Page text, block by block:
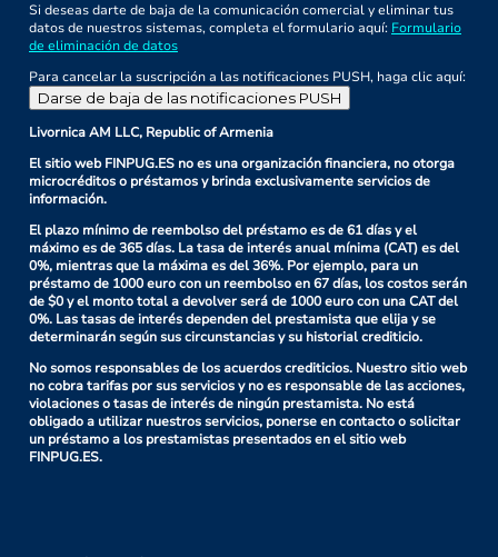
Si deseas darte de baja de la comunicación comercial y eliminar tus
datos de nuestros sistemas, completa el formulario aquí: Formulario
de eliminación de datos
Para cancelar la suscripción a las notificaciones PUSH, haga clic aquí:
Darse de baja de las notificaciones PUSH
Livornica AM LLC, Republic of Armenia
El sitio web FINPUG.ES no es una organización financiera, no otorga
microcréditos o préstamos y brinda exclusivamente servicios de
información.
El plazo mínimo de reembolso del préstamo es de 61 días y el
máximo es de 365 días. La tasa de interés anual mínima (CAT) es del
0%, mientras que la máxima es del 36%. Por ejemplo, para un
préstamo de 1000 euro con un reembolso en 67 días, los costos serán
de $0 y el monto total a devolver será de 1000 euro con una CAT del
0%. Las tasas de interés dependen del prestamista que elija y se
determinarán según sus circunstancias y su historial crediticio.
No somos responsables de los acuerdos crediticios. Nuestro sitio web
no cobra tarifas por sus servicios y no es responsable de las acciones,
violaciones o tasas de interés de ningún prestamista. No está
obligado a utilizar nuestros servicios, ponerse en contacto o solicitar
un préstamo a los prestamistas presentados en el sitio web
FINPUG.ES.